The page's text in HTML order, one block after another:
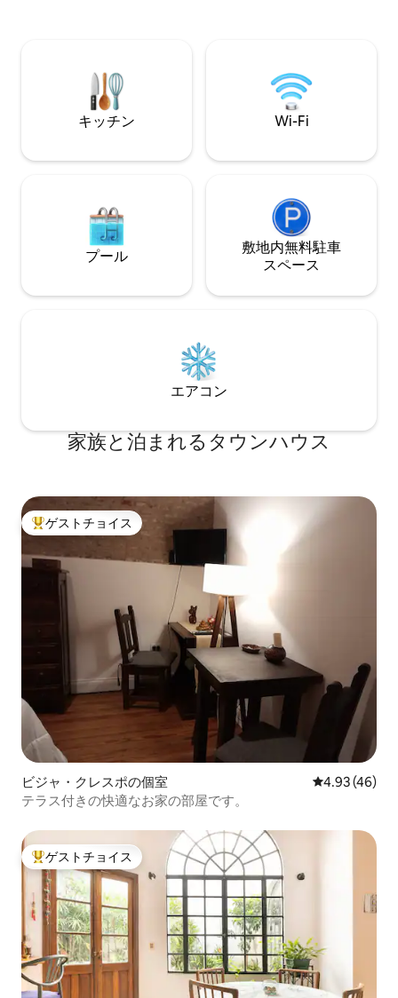
に最適です。 標準収容人数は7ベッドルー
ムで14名です。公開料金は最大8名様で
す。追加のゲストには追加料金がかかる
場合があります。 1階「地下」： **フルバ
スできるリビングインテリア **前面にあ
グテーブル付きキッチン **寝室 **フルバ
キッチン **寝室と専用バスルーム ３階 **
イルーム **大きな寝室 **テーブルとバー
ルテレビ、エアコン、メイドサービス、
ステレオシステム。各寝室にはエアコン
に基づく最低1週間の宿泊：
heating ✔ Long-term booking discounts
Book now!
キッチン Wi-Fi
プール
敷地内無料駐⁠車
ス⁠ペ⁠ー⁠ス
エアコン
家族と泊まれるタウンハウス
大好評のゲストチョイスです。
ゲストチョイス
ビジャ・クレスポの個室 レビュー46
4.93 (46)
テラス付きの快適なお家の部屋です。
大好評のゲストチョイスです。
ゲストチョイス